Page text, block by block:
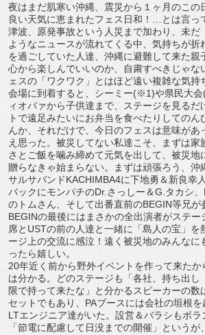
夜はまだ肌寒い沖縄、震災から１ヶ月のこの
良い天気に恵まれたフェス日和！…とは言っ
津波、原発事故という人災まで加わり、未だ
ようなニュースが流れてくる中、気持ちが折
を過ごしていた人達、沖縄に避難して来た親
心から楽しんでいいのか、自粛すべきじゃな
ェスの「ワクワク」とはほど遠い複雑な気持
会場に到着すると、シーミー(※1)や県民大
ィオバァから子供達まで、ステージを見るだ
トで遠足みたいにお弁当を食べたりしてのん
んか、それだけで、今日のフェスは意味があ
え思った。被災してない私達こそ、まずは家
さとご飯を噛み締めて元気を出して、被災地
贈らなきゃ始まらない。まずは頑張ろう、沖
サルサバンドKACHIMBA4に下地勇＆新良幸
バックにモンパチのDr.さっしー＆G.タカシ
のトムさん、そして出番直前のBEGIN等兄が
BEGINの最後にはまさかの全出演者がステー
席とUSTの前の人達と一緒に「島人の宝」を
ージ上の交流に感泣！遠く被災地のみんなに
ったら嬉しい。
20年近く前から野外イベントを作って来たか
は分かる。どのステージも「各社、持ち出し
限で持って来たな」と分かるスピーカーの数
セットでもあり、PAブースには会社の垣根を
LTエンジニア達がいた。設営＆バラシもボラ
「節電に配慮して日没までの開催」という